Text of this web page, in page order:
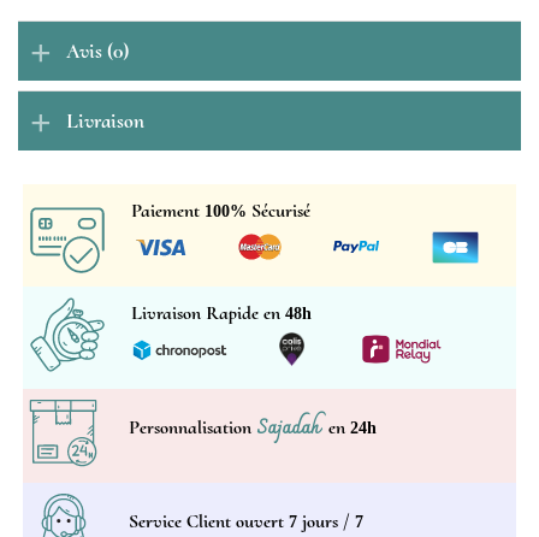
Avis (0)
Livraison
Livraison Rapide en 48h
Paiement 100% Sécurisé
Personnalisation Sajadahen 24h
Service Client ouvert 7jours / 7